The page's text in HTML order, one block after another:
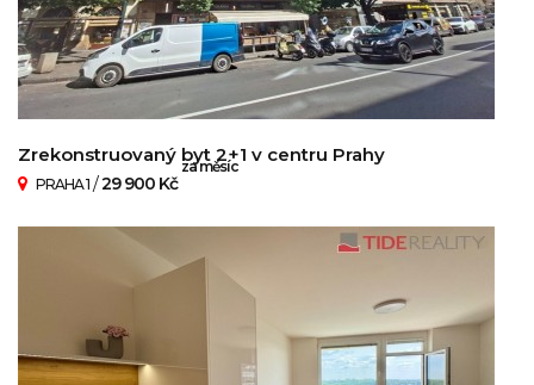
Zrekonstruovaný byt 2+1 v centru Prahy
PRAHA 1 /29 900 Kč
za měsíc